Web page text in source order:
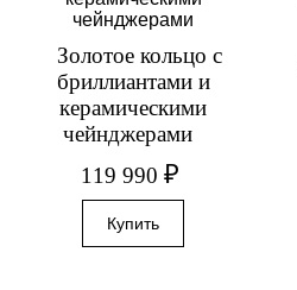
Золотое кольцо с
бриллиантами и
керамическими
чейнджерами
119 990₽